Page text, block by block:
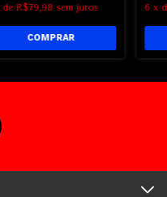
de R$79,98 sem juros 6 x